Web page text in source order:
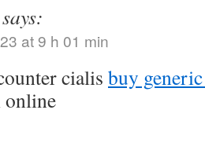
says:
at 9 h 01 min
cialis buy
online